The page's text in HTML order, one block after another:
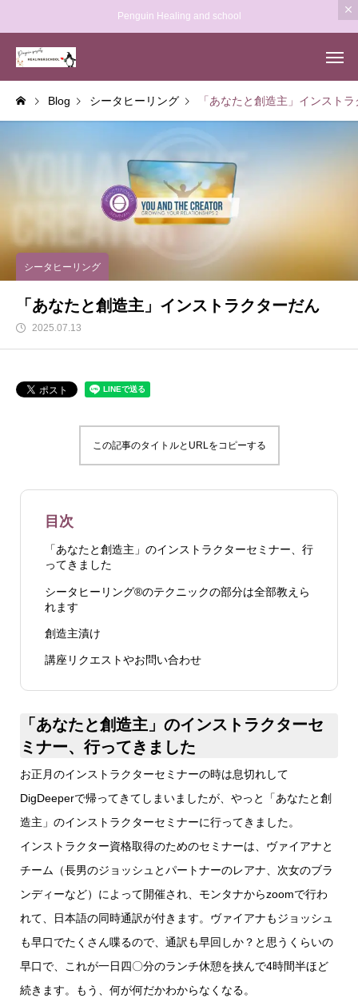
Penguin Healing and school
Blog シータヒーリング 「あなたと創造主」インスト
シータヒーリング
「あなたと創造主」インストラクターだん
2025.07.13
この記事のタイトルとURLをコピーする
目次
「あなたと創造主」のインストラクターセミナー、行
ってきました
シータヒーリング®️のテクニックの部分は全部教えら
れます
創造主漬け
講座リクエストやお問い合わせ
「あなたと創造主」のインストラクターセ
ミナー、行ってきました
お正月のインストラクターセミナーの時は息切れして
DigDeeperで帰ってきてしまいましたが、やっと「あなたと創
造主」のインストラクターセミナーに行ってきました。
インストラクター資格取得のためのセミナーは、ヴァイアナと
チーム（長男のジョッシュとパートナーのレアナ、次女のブラ
ンディーなど）によって開催され、モンタナからzoomで行わ
れて、日本語の同時通訳が付きます。ヴァイアナもジョッシュ
も早口でたくさん喋るので、通訳も早回しか？と思うくらいの
早口で、これが一日四〇分のランチ休憩を挟んで4時間半ほど
続きます。もう、何が何だかわからなくなる。